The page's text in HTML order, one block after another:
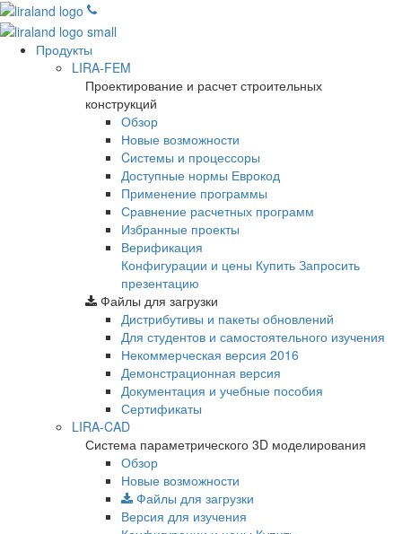
Продукты
LIRA-FEM
Проектирование и расчет строительных
конструкций
Обзор
Новые возможности
Cистемы и процессоры
Доступные нормы Еврокод
Применение программы
Сравнение расчетных программ
Избранные проекты
Верификация
Конфигурации и цены Купить Запросить
презентацию
Файлы для загрузки
Дистрибутивы и пакеты обновлений
Для студентов и самостоятельного изучения
Некоммерческая версия 2016
Демонстрационная версия
Документация и учебные пособия
Сертификаты
LIRA-CAD
Система параметрического 3D моделирования
Обзор
Новые возможности
Файлы для загрузки
Версия для изучения